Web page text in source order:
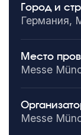
Город и
Германия,
Место
Messe
Messe